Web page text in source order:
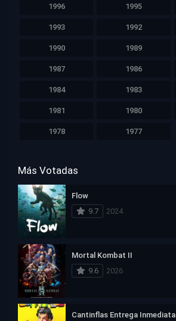
1996 1995
1993 1992
1990 1989
1987 1986
1984 1983
1981 1980
1978 1977
Más Votadas
Flow
9.7
2024
Mortal Kombat II
9.6
2026
Cantinflas Entrega Inmediata